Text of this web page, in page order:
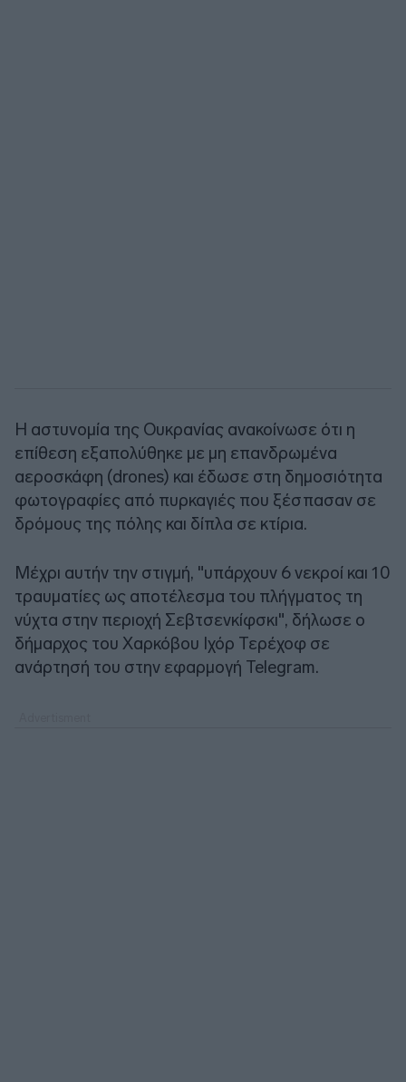
Η αστυνομία της Ουκρανίας ανακοίνωσε ότι η
επίθεση εξαπολύθηκε με μη επανδρωμένα
αεροσκάφη (drones) και έδωσε στη δημοσιότητα
φωτογραφίες από πυρκαγιές που ξέσπασαν σε
δρόμους της πόλης και δίπλα σε κτίρια.
Μέχρι αυτήν την στιγμή, "υπάρχουν 6 νεκροί και 10
τραυματίες ως αποτέλεσμα του πλήγματος τη
νύχτα στην περιοχή Σεβτσενκίφσκι", δήλωσε ο
δήμαρχος του Χαρκόβου Ιχόρ Τερέχοφ σε
ανάρτησή του στην εφαρμογή Telegram.